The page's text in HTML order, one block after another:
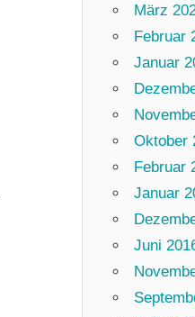
März
Februar
Januar
Oktober
Februar
Januar
Juni